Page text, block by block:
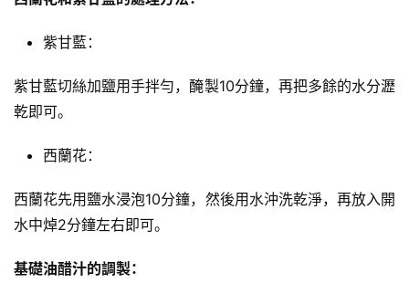
紫甘藍：
紫甘藍切絲加鹽用手拌勻，醃製10分鐘，再把多餘的水分瀝
乾即可。
西蘭花：
西蘭花先用鹽水浸泡10分鐘，然後用水沖洗乾淨，再放入開
水中焯2分鐘左右即可。
基礎油醋汁的調製：